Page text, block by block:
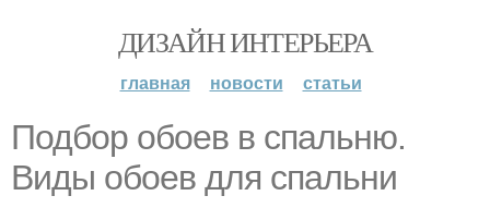
ДИЗАЙН ИНТЕРЬЕРА
главная новости статьи
Подбор обоев в спальню.
Виды обоев для спальни